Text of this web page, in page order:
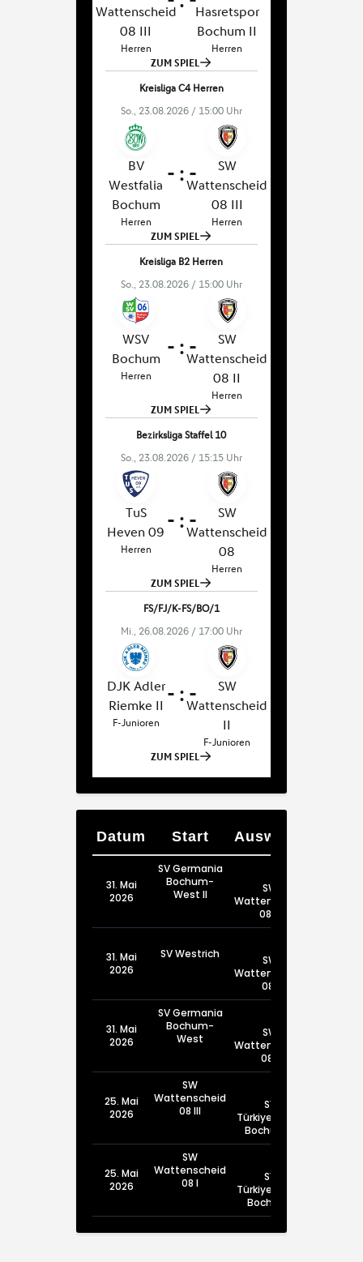
Datum Start Auswärts
31. Mai
2026
SV Germania
Bochum-
West II
SW
Wattenscheid
08 III
31. Mai
2026
SV Westrich
SW
Wattenscheid
08 I
31. Mai
2026
SV Germania
Bochum-
West
SW
Wattenscheid
08 II
25. Mai
2026
SW
Wattenscheid
08 III
SV
Türkiyemspor
Bochum III
25. Mai
2026
SW
Wattenscheid
08 I
SV
Türkiyemspor
Bochum I